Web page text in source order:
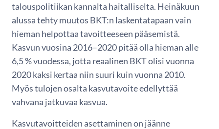
talouspolitiikan kannalta haitalliselta. Heinäkuun
alussa tehty muutos BKT:n laskentatapaan vain
hieman helpottaa tavoitteeseen pääsemistä.
Kasvun vuosina 2016–2020 pitää olla hieman alle
6,5 % vuodessa, jotta reaalinen BKT olisi vuonna
2020 kaksi kertaa niin suuri kuin vuonna 2010.
Myös tulojen osalta kasvutavoite edellyttää
vahvana jatkuvaa kasvua.
Kasvutavoitteiden asettaminen on jäänne